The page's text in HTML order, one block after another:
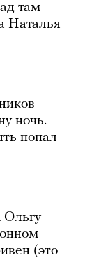
там
Наталья
ночь.
попал
(это